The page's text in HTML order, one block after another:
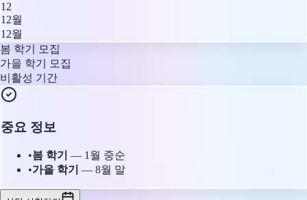
12
12월
12월
봄 학기 모집
가을 학기 모집
비활성 기간
중요 정보
•봄 학기 — 1월 중순
•가을 학기 — 8월 말